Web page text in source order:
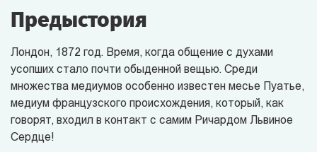
Предыстория
Лондон, 1872 год. Время, когда общение с духами
усопших стало почти обыденной вещью. Среди
множества медиумов особенно известен месье Пуатье,
медиум французского происхождения, который, как
говорят, входил в контакт с самим Ричардом Львиное
Сердце!